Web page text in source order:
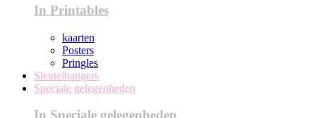
In Printables
kaarten
Posters
Pringles
Sleutelhangers
Speciale gelegenheden
In Speciale gelegenheden